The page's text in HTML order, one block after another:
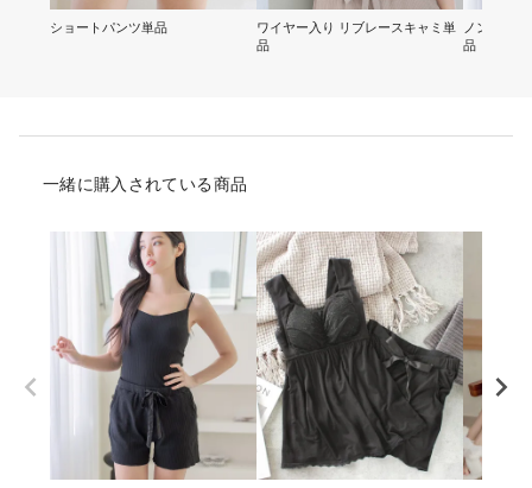
ショートパンツ単品
ワイヤー入り リブレースキャミ単
品
ノンワイ
品
一緒に購入されている商品